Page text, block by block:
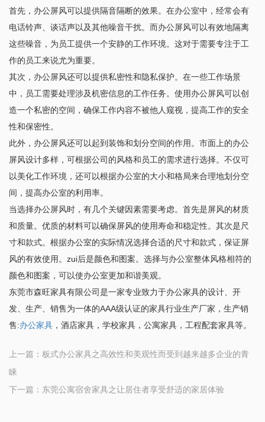
首先，办公屏风可以提供隔音隔断的效果。在办公室中，经常会有
电话铃声、谈话声以及其他噪音干扰。而办公屏风可以有效地隔离
这些噪音，为员工提供一个安静的工作环境。这对于需要专注于工
作的员工来说尤为重要。
其次，办公屏风还可以提供私密性和隐私保护。在一些工作场景
中，员工需要处理涉及机密信息的工作任务。使用办公屏风可以创
造一个私密的空间，确保工作内容不被他人窥视，提高工作的安全
性和保密性。
此外，办公屏风还可以起到装饰和划分空间的作用。市面上的办公
屏风设计多样，可根据公司的风格和员工的需求进行选择。不仅可
以美化工作环境，还可以根据办公室的大小和格局来合理地划分空
间，提高办公室的利用率。
当选择办公屏风时，有几个关键因素需要考虑。首先是屏风的材质
和质量。优质的材料可以确保屏风的使用寿命和稳定性。其次是尺
寸和款式。根据办公室的实际情况选择合适的尺寸和款式，保证屏
风的有效使用。zui后是颜色和图案。选择与办公室整体风格相符的
颜色和图案，可以使办公室更加和谐美观。
东莞市森旺家具有限公司是一家专业致力于办公家具的设计、开
发、生产、销售为一体的AAA级认证的家具行业生产厂家，生产销
售:办公家具 ，酒店家具，学校家具，公寓家具，工程配套家具等。
上一篇： 板式办公家具之高效性和美观性而受到越来越多企业的青
睐
下一篇： 东莞公寓宿舍家具之让居住者享受舒适的家居体验